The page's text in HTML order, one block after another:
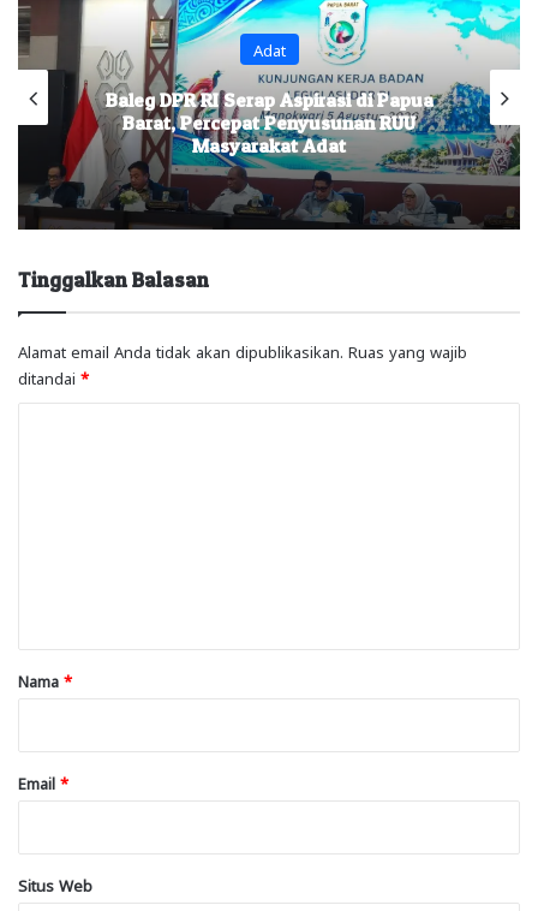
Adat
Aspirasi di Papua
Penyusunan RUU
Adat
Kuasa Hukum
Lakukan Digital
Idorway dan
Tinggalkan Balasan
Alamat email Anda tidak akan dipublikasikan. Ruas yang wajib
ditandai *
rNama *
Email *
Situs Web